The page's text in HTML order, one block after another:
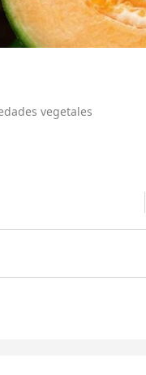
vegetales